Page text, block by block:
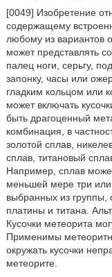
[0049] Изобретение
содержащему
любому из вариантов
может представлять
палец ноги, серьгу,
запонку, часы или
гладким кольцом или
может включать
быть драгоценный
комбинация, в
золотой сплав,
сплав, титановый
Например, сплав
меньшей мере три
выбранных из группы,
платины и титана.
Кусочки метеорита
Применимы
окружать кусочки
метеорите.